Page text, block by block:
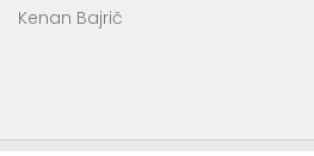
Kenan Bajrič